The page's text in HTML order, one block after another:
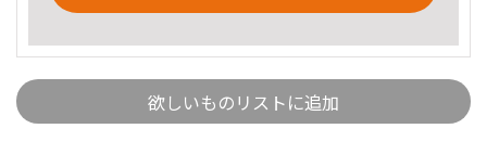
欲しいものリストに追加